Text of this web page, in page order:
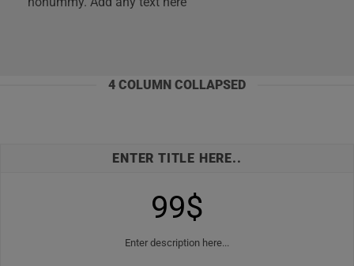
4 COLUMN COLLAPSED
ENTER TITLE HERE..
99$
Enter description here...